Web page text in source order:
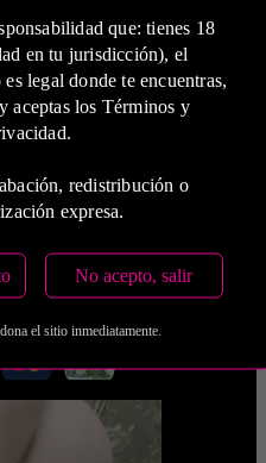
que: tienes 18
en tu jurisdicción), el
legal donde te encuentras,
aceptas los Términos y
redistribución o
expresa.
No acepto, salir
el sitio inmediatamente.
y preservativos